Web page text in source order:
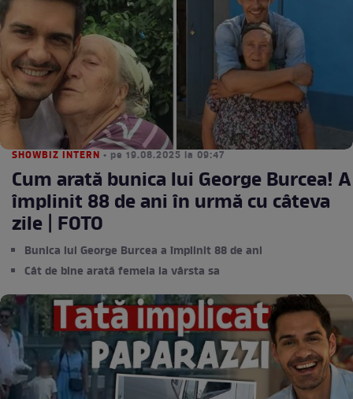
SHOWBIZ INTERN • pe 19.08.2025 la 09:47
Cum arată bunica lui George Burcea! A
împlinit 88 de ani în urmă cu câteva
zile | FOTO
Bunica lui George Burcea a împlinit 88 de ani
Cât de bine arată femeia la vârsta sa